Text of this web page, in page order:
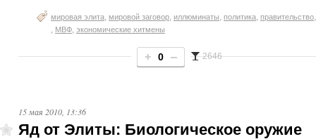
мировая элита, мировой заговор, иллюминаты, политика, правительство
, МВФ, экономические хитмены
0 2646
15 мая 2010, 13:36
Яд от Элиты: Биологическое оружие